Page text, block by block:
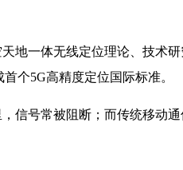
一体无线定位理论、技术研
个5G高精度定位国际标准。
信号常被阻断；而传统移动通